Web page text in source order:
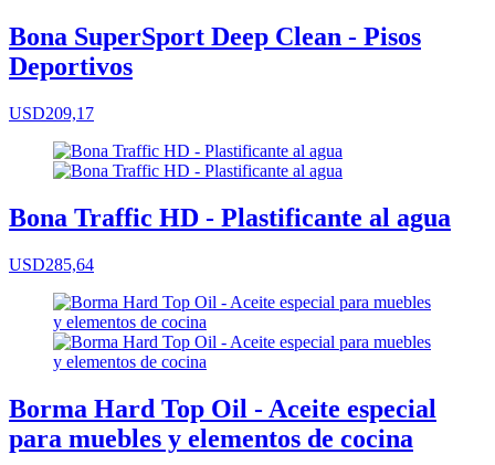
Bona SuperSport Deep Clean - Pisos
Deportivos
USD209,17
Bona Traffic HD - Plastificante al agua
USD285,64
Borma Hard Top Oil - Aceite especial
para muebles y elementos de cocina